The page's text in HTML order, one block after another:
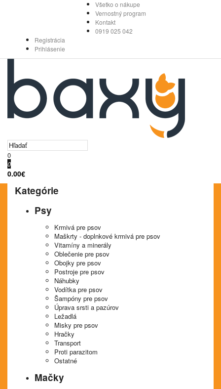
Všetko o nákupe
Vernostný program
Kontakt
0919 025 042
Registrácia
Prihlásenie
0
0
0.00€
Kategórie
Psy
Krmivá pre psov
Maškrty - doplnkové krmivá pre psov
Vitamíny a minerály
Oblečenie pre psov
Obojky pre psov
Postroje pre psov
Náhubky
Vodítka pre psov
Šampóny pre psov
Úprava srsti a pazúrov
Ležadlá
Misky pre psov
Hračky
Transport
Proti parazitom
Ostatné
Mačky